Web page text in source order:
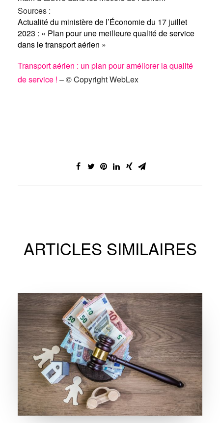
Sources :
Actualité du ministère de l’Économie du 17 juillet
2023 : « Plan pour une meilleure qualité de service
dans le transport aérien »
Transport aérien : un plan pour améliorer la qualité
de service ! – © Copyright WebLex
ARTICLES SIMILAIRES